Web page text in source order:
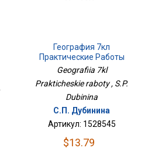
География 7кл
Практические Работы
Geografiia 7kl
Prakticheskie raboty , S.P.
Dubinina
С.П. Дубинина
Артикул: 1528545
$13.79